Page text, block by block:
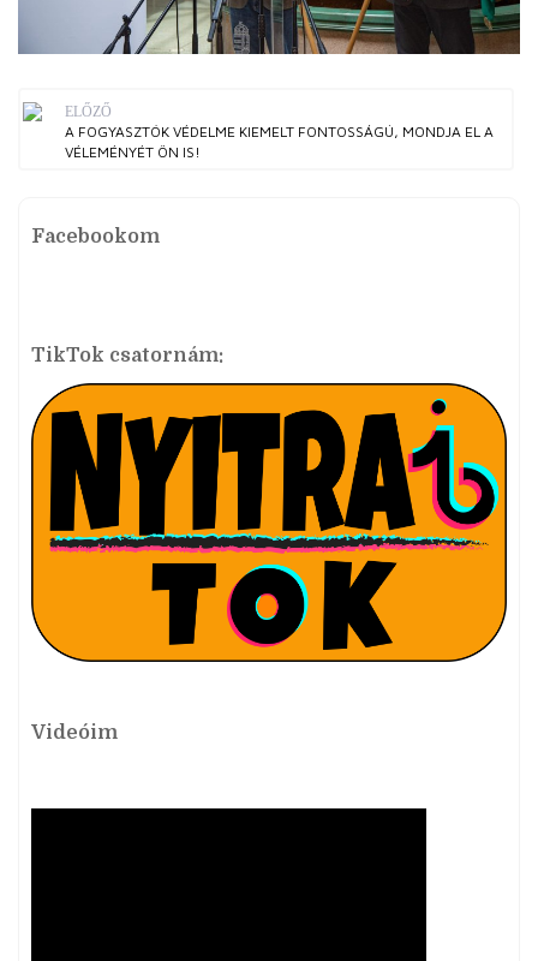
ELŐZŐ
A FOGYASZTÓK VÉDELME KIEMELT FONTOSSÁGÚ, MONDJA EL A
VÉLEMÉNYÉT ÖN IS!
Facebookom
TikTok csatornám:
Videóim